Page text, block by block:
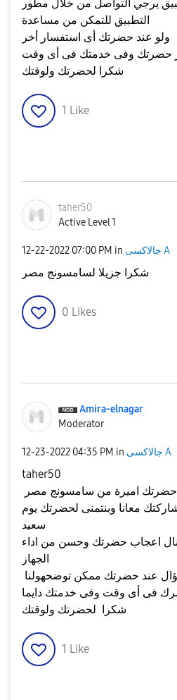
يرجي التواصل من خلال مطور
ولو عند حضرتك أى استفسار أخر
شكرا لحضرتك ولوقتك
1 Like
taher50
Active Level 1
‎12-22-2022 07:00 PM in جالاكسى A
شكرا جزيلا لسامسونج مصر
0 Likes
Amira-elnagar
Moderator
‎12-23-2022 04:35 PM in جالاكسى A
taher50
حضرتك اميرة من سامسونج مصر
معانا وبنتمنى لحضرتك يوم
سعيد
نال اعجاب حضرتك وحسن من اداء
شكرا لحضرتك ولوقتك
1 Like